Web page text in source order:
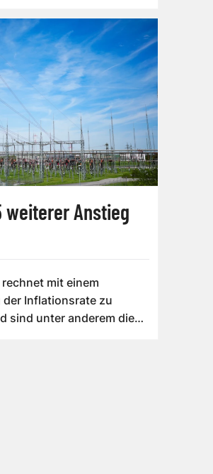
Anstieg
mit einem
Inflationsrate zu
sind unter anderem die